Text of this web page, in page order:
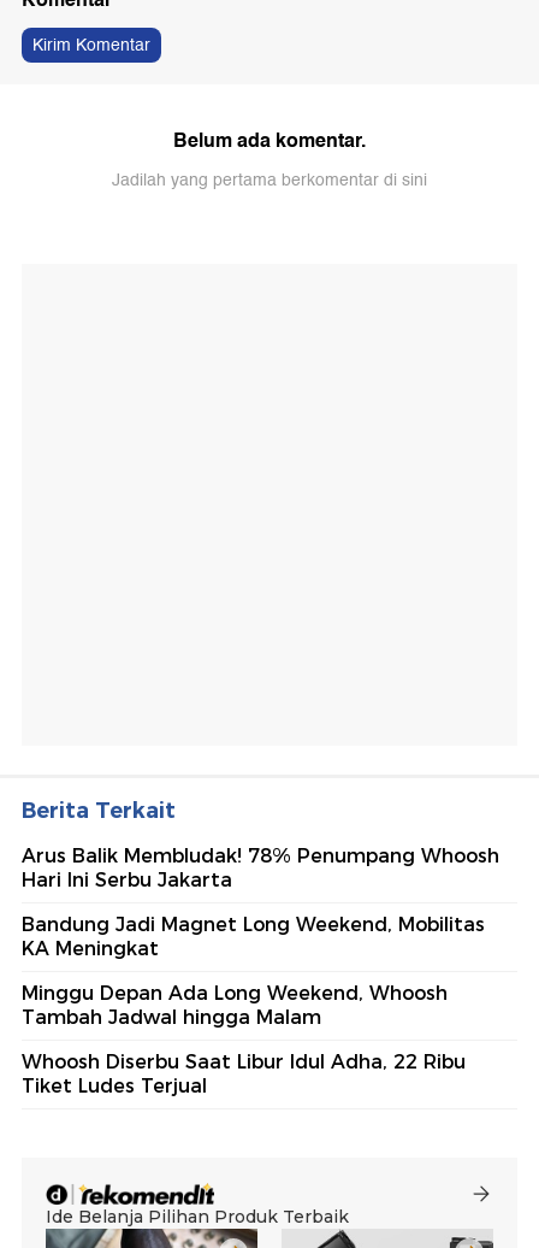
Kirim Komentar
Belum ada komentar.
Jadilah yang pertama berkomentar di sini
Berita Terkait
Arus Balik Membludak! 78% Penumpang Whoosh
Hari Ini Serbu Jakarta
Bandung Jadi Magnet Long Weekend, Mobilitas
KA Meningkat
Minggu Depan Ada Long Weekend, Whoosh
Tambah Jadwal hingga Malam
Whoosh Diserbu Saat Libur Idul Adha, 22 Ribu
Tiket Ludes Terjual